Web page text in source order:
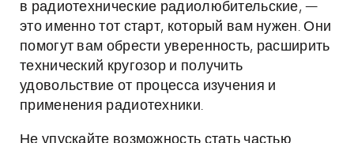
в радиотехнические радиолюбительские, —
это именно тот старт, который вам нужен. Они
помогут вам обрести уверенность, расширить
технический кругозор и получить
удовольствие от процесса изучения и
применения радиотехники.
Не упускайте возможность стать частью